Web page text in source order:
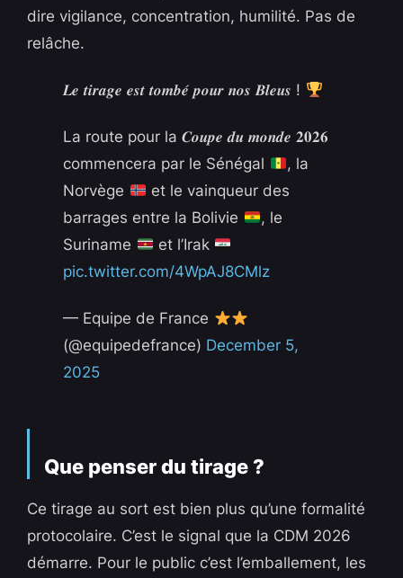
dire vigilance, concentration, humilité. Pas de
relâche.
𝑳𝒆 𝒕𝒊𝒓𝒂𝒈𝒆 𝒆𝒔𝒕 𝒕𝒐𝒎𝒃𝒆́ 𝒑𝒐𝒖𝒓 𝒏𝒐𝒔 𝑩𝒍𝒆𝒖𝒔 !
La route pour la 𝑪𝒐𝒖𝒑𝒆 𝒅𝒖 𝒎𝒐𝒏𝒅𝒆 𝟐𝟎𝟐𝟔
commencera par le Sénégal
, la
Norvège
et le vainqueur des
barrages entre la Bolivie
, le
Suriname
et l’Irak
pic.twitter.com/4WpAJ8CMlz
— Equipe de France
(@equipedefrance) December 5,
2025
Que penser du tirage ?
Ce tirage au sort est bien plus qu’une formalité
protocolaire. C’est le signal que la CDM 2026
démarre. Pour le public c’est l’emballement, les